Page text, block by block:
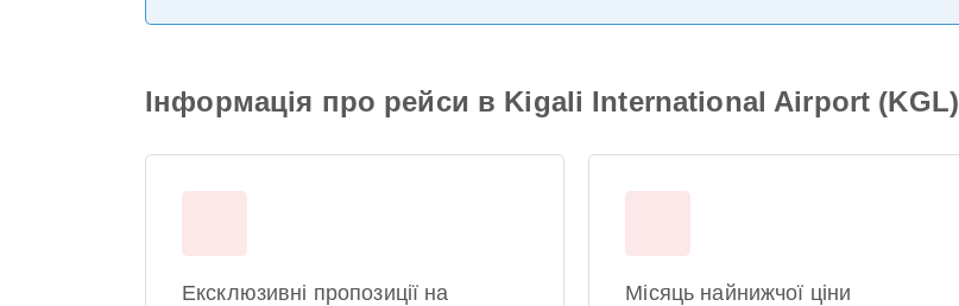
Інформація про рейси в Kigali International Airport (KGL)
Ексклюзивні пропозиції на
Місяць найнижчої ціни